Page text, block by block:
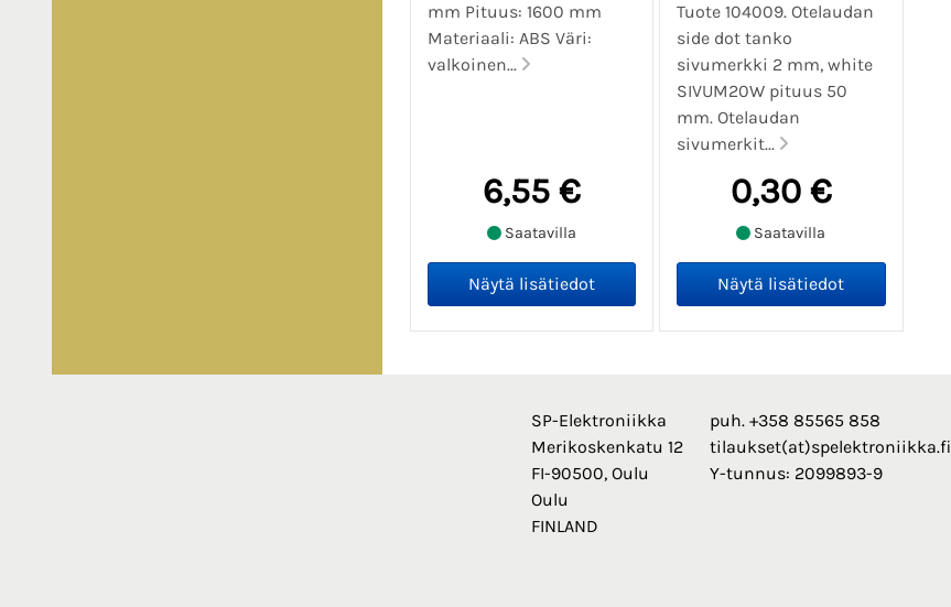
mm Pituus: 1600 mm
Materiaali: ABS Väri:
valkoinen...
6,55 €
Saatavilla
Tuote 104009. Otelaudan
side dot tanko
sivumerkki 2 mm, white
SIVUM20W pituus 50
mm. Otelaudan
sivumerkit...
0,30 €
Saatavilla
SP-Elektroniikka
Merikoskenkatu 12
FI-90500, Oulu
Oulu
FINLAND
puh. +358 85565 858
tilaukset(at)spelektroniikka.fi
Y-tunnus: 2099893-9